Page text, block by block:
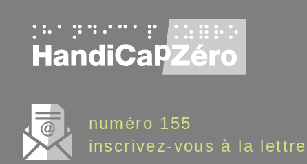
numéro 155
inscrivez-vous à la lettre